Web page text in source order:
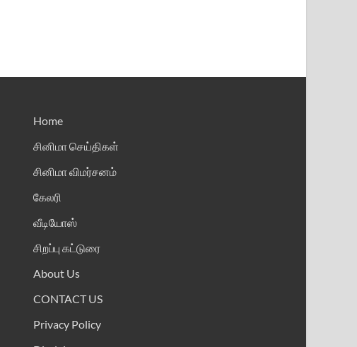
Home
சினிமா செய்திகள்
சினிமா விமர்சனம்
கேலரி
வீடியோஸ்
சிறப்பு கட்டுரை
About Us
CONTACT US
Privacy Policy